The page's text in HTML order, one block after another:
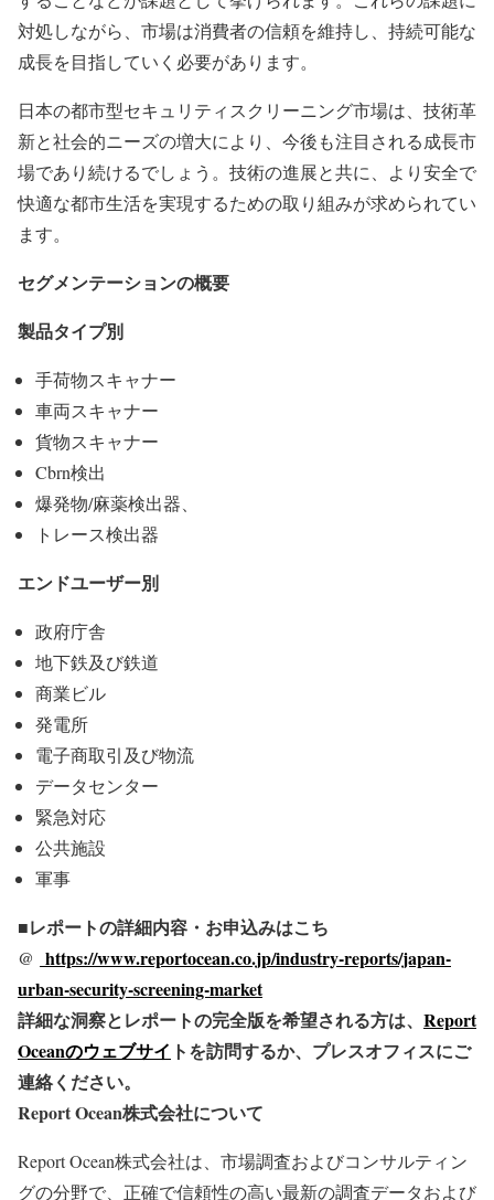
対処しながら、市場は消費者の信頼を維持し、持続可能な
成長を目指していく必要があります。
日本の都市型セキュリティスクリーニング市場は、技術革
新と社会的ニーズの増大により、今後も注目される成長市
場であり続けるでしょう。技術の進展と共に、より安全で
快適な都市生活を実現するための取り組みが求められてい
ます。
セグメンテーションの概要
製品タイプ別
手荷物スキャナー
車両スキャナー
貨物スキャナー
Cbrn検出
爆発物/麻薬検出器、
トレース検出器
エンドユーザー別
政府庁舎
地下鉄及び鉄道
商業ビル
発電所
電子商取引及び物流
データセンター
緊急対応
公共施設
軍事
■レポートの詳細内容・お申込みはこち
@ https://www.reportocean.co.jp/industry-reports/japan-
urban-security-screening-market
詳細な洞察とレポートの完全版を希望される方は、 Report
Oceanのウェブサイ トを訪問するか、プレスオフィスにご
連絡ください。
Report Ocean株式会社について
Report Ocean株式会社は、市場調査およびコンサルティン
グの分野で、正確で信頼性の高い最新の調査データおよび